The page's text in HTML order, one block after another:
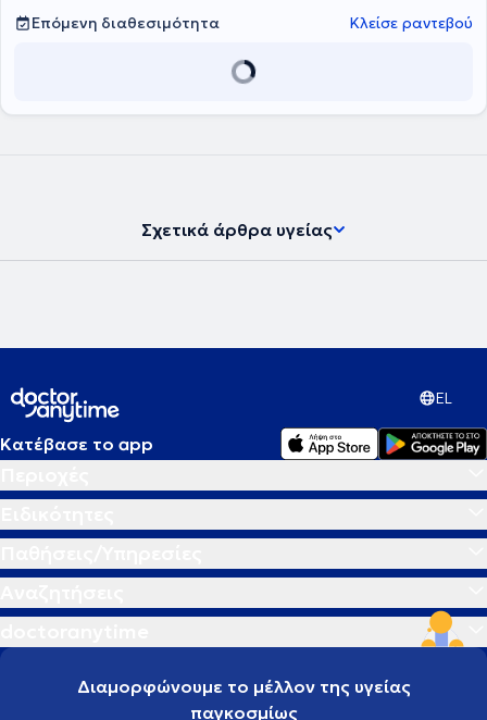
Επόμενη διαθεσιμότητα Κλείσε ραντεβού
Σχετικά άρθρα υγείας
EL
Κατέβασε το app
Διαμορφώνουμε το μέλλον της υγείας
παγκοσμίως